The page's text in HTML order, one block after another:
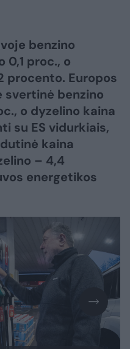
benzino
proc., o
procento. Europos
svertinė benzino
o dyzelino kaina
su ES vidurkiais,
kaina
– 4,4
energetikos